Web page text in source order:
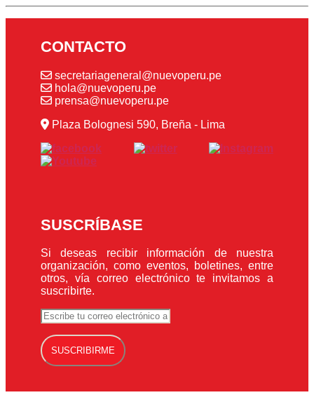
CONTACTO
secretariageneral@nuevoperu.pe
hola@nuevoperu.pe
prensa@nuevoperu.pe
Plaza Bolognesi 590, Breña - Lima
SUSCRÍBASE
Si deseas recibir información de nuestra
organización, como eventos, boletines, entre
otros, vía correo electrónico te invitamos a
suscribirte.